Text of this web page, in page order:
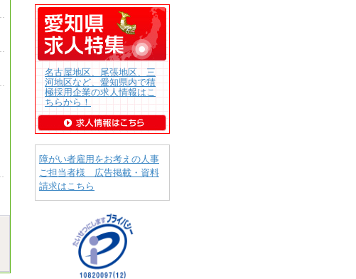
名古屋地区、尾張地区、三
河地区など、愛知県内で積
極採用企業の求人情報はこ
ちらから！
障がい者雇用をお考えの人事
ご担当者様 広告掲載・資料
請求はこちら